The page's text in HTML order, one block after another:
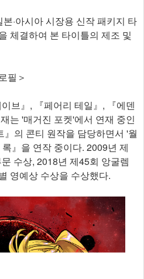
·아시아 시장용 신작 패키지 타
체결하여 본 타이틀의 제조 및
필＞
브』, 『페어리 테일』, 『에덴
는 '매거진 포켓'에서 연재 중인
』의 콘티 원작을 담당하면서 '월
』을 연작 중이다. 2009년 제
수상, 2018년 제45회 앙굴렘
영예상 수상을 수상했다.